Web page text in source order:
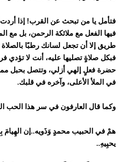
فتأمل يا من تبحث عن القرب! إذا
فيها الفعل مع ملائكة الرحمن، بل مع
طريق إلا أن تجعل لسانك رطبًا
فبكل صلاةٍ تصليها عليه، أنت لا
حضرة فعلٍ إلهي أزلي، وتتصل بحبل
في الملأ الأعلى، وآخره في قلبك.
وكما قال العارفون في سر هذا الحب
همْ في الحبيب محمدٍ وَذَويه..إن
يحيِيهِ..